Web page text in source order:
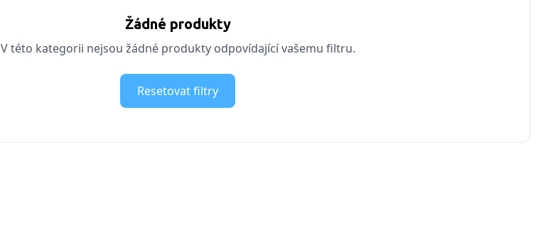
Žádné produkty
V této kategorii nejsou žádné produkty odpovídající vašemu filtru.
Resetovat filtry